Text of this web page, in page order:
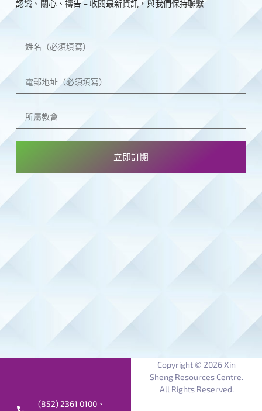
認識、關心、禱告 – 收閱最新資訊，與我們保持聯繫
立即訂閱
Copyright © 2026 Xin
Sheng Resources Centre.
All Rights Reserved.
(852) 2361 0100、